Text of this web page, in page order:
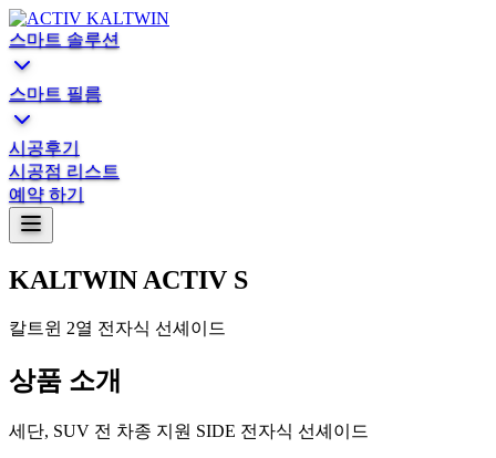
스마트 솔루션
스마트 필름
시공후기
시공점 리스트
예약 하기
KALTWIN ACTIV S
칼트윈 2열 전자식 선셰이드
상품 소개
세단, SUV 전 차종 지원 SIDE 전자식 선셰이드